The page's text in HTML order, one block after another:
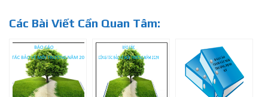
Các Bài Viết Cần Quan Tâm: